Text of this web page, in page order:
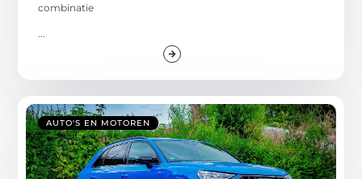
combinatie
...
AUTO'S EN MOTOREN